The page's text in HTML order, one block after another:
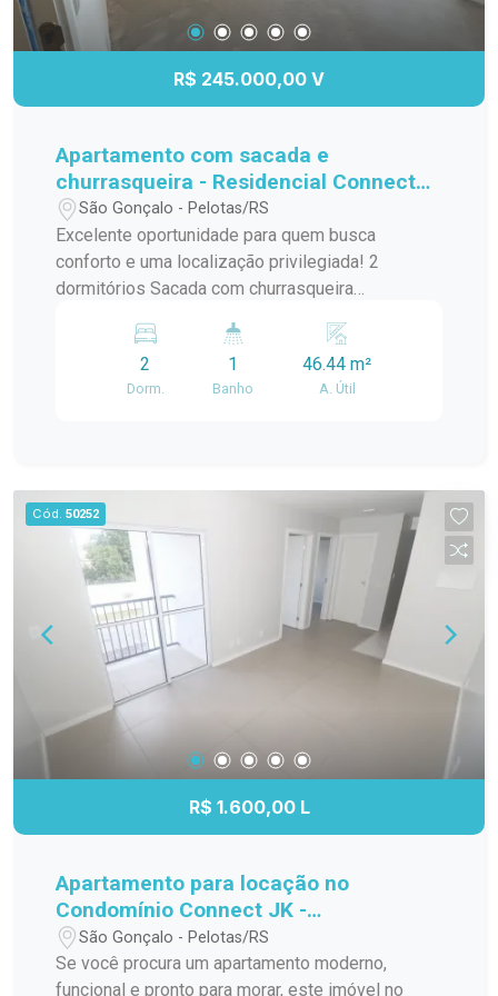
R$ 245.000,00 V
Apartamento com sacada e
churrasqueira - Residencial Connect
JkSão Gonçalo - Pelotas/RS
Excelente oportunidade para quem busca
conforto e uma localização privilegiada! 2
dormitórios Sacada com churrasqueira
Supermercado Carrefour Próximo a comércios,
serviços e com fácil acesso às principais vias
Ideal para quem deseja praticidade e qualidade
2
Dorm.
1
Banho
46.44 m²
A. Útil
Cód. 50252
R$ 1.600,00 L
Apartamento para locação no
Condomínio Connect JK -
Modernidade, conforto e excelente
localização
São Gonçalo - Pelotas/RS
Se você procura um apartamento moderno,
funcional e pronto para morar, este imóvel no